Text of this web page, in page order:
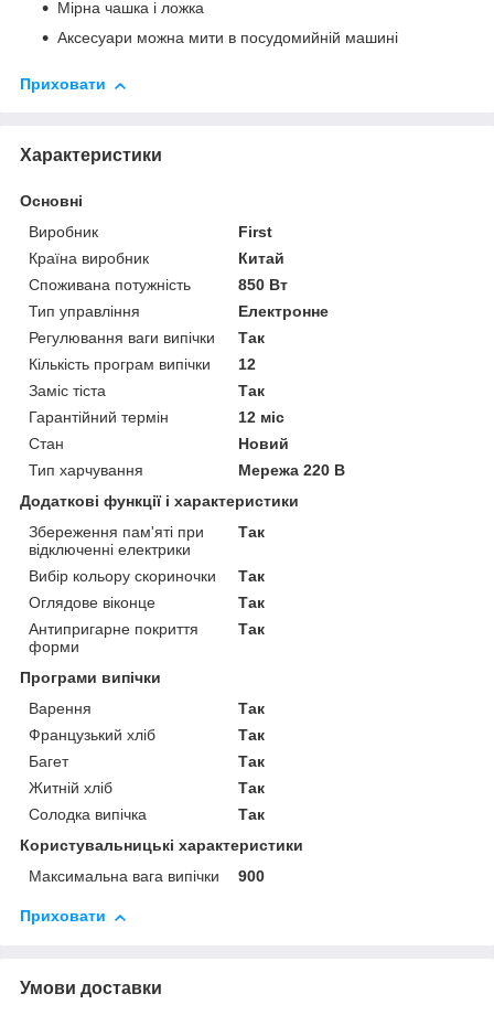
Мірна чашка і ложка
Аксесуари можна мити в посудомийній машині
Приховати
Характеристики
Основні
Виробник
First
Країна виробник
Китай
Споживана потужність
850 Вт
Тип управління
Електронне
Регулювання ваги випічки
Так
Кількість програм випічки
12
Заміс тіста
Так
Гарантійний термін
12 міс
Стан
Новий
Тип харчування
Мережа 220 В
Додаткові функції і характеристики
Збереження пам'яті при
відключенні електрики
Так
Вибір кольору скориночки
Так
Оглядове віконце
Так
Антипригарне покриття
форми
Так
Програми випічки
Варення
Так
Французький хліб
Так
Багет
Так
Житній хліб
Так
Солодка випічка
Так
Користувальницькі характеристики
Максимальна вага випічки
900
Приховати
Умови доставки